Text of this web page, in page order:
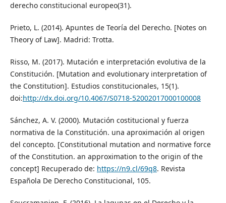
derecho constitucional europeo(31).
Prieto, L. (2014). Apuntes de Teoría del Derecho. [Notes on
Theory of Law]. Madrid: Trotta.
Risso, M. (2017). Mutación e interpretación evolutiva de la
Constitución. [Mutation and evolutionary interpretation of
the Constitution]. Estudios constitucionales, 15(1).
doi:http://dx.doi.org/10.4067/S0718-52002017000100008
Sánchez, A. V. (2000). Mutación costitucional y fuerza
normativa de la Constitución. una aproximación al origen
del concepto. [Constitutional mutation and normative force
of the Constitution. an approximation to the origin of the
concept] Recuperado de: https://n9.cl/69q8. Revista
Española De Derecho Constitucional, 105.